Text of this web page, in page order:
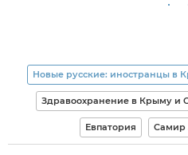
Новые русские: иностранцы в
Здравоохранение в Крыму и
Евпатория Самир